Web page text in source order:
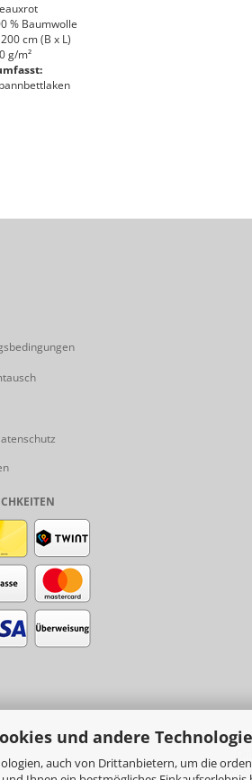
und andere
auch von Drittanbietern, um die
% Baumwolle
cm (B x L)
g/m²